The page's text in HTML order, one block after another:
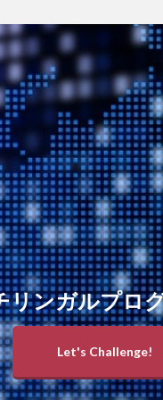
リンガルプロ
Let's Challenge!